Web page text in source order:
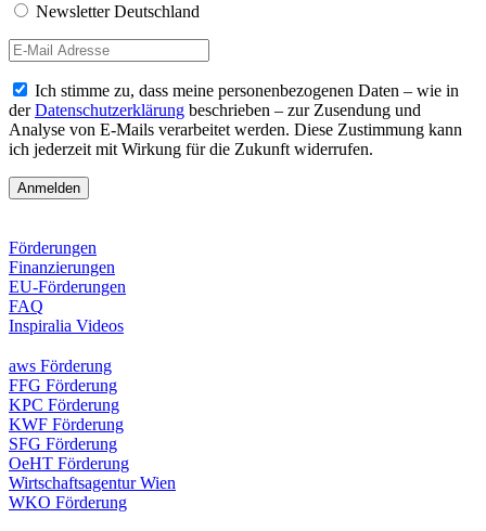
Newsletter Deutschland
Ich stimme zu, dass meine personenbezogenen Daten – wie in
derDatenschutzerklärung beschrieben – zur Zusendung und
Analyse von E-Mails verarbeitet werden. Diese Zustimmung kann
ich jederzeit mit Wirkung für die Zukunft widerrufen.
Förderungen
Finanzierungen
EU-Förderungen
FAQ
Inspiralia Videos
aws Förderung
FFG Förderung
KPC Förderung
KWF Förderung
SFG Förderung
OeHT Förderung
Wirtschaftsagentur Wien
WKO Förderung